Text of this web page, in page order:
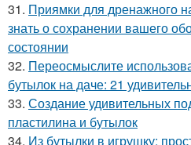
31. Приямки для дренажного
знать о сохранении вашего
состоянии
32. Переосмыслите
бутылок на даче: 21
33. Создание удивительных
пластилина и бутылок
34. Из бутылки в игрушку: